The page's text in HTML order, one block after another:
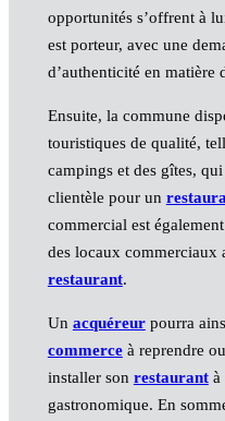
opportunités s’offrent à
est porteur, avec une
d’authenticité en matière
Ensuite, la commune
touristiques de qualité,
campings et des gîtes,
clientèle pour un
commercial est
des locaux commerciaux
restaurant.
Un acquéreurpourra
commerceà reprendre
installer son restaurantà
gastronomique. En